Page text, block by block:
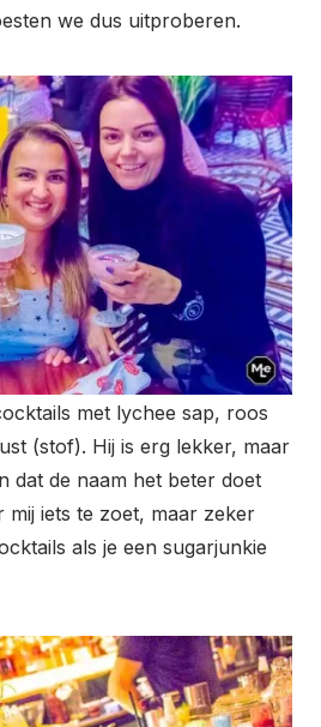
we dus uitproberen.
met lychee sap, roos
(stof). Hij is erg lekker, maar
dat de naam het beter doet
mij iets te zoet, maar zeker
als je een sugarjunkie